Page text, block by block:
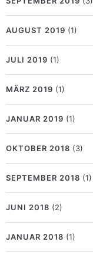
AUGUST 2019 (1)
JULI 2019 (1)
MÄRZ 2019 (1)
JANUAR 2019 (1)
OKTOBER 2018 (3)
SEPTEMBER 2018 (1)
JUNI 2018 (2)
JANUAR 2018 (1)